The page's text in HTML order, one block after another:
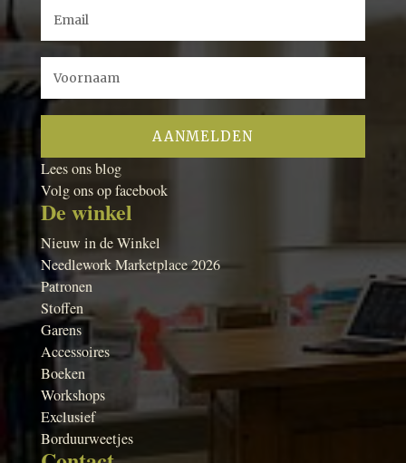
Lees ons blog
Volg ons op facebook
De winkel
Nieuw in de Winkel
Needlework Marketplace 2026
Patronen
Stoffen
Garens
Accessoires
Boeken
Workshops
Exclusief
Borduurweetjes